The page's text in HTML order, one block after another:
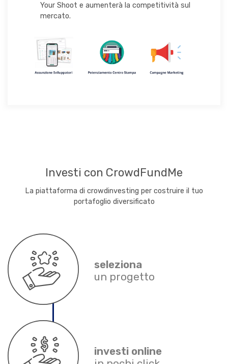
Your Shoot e aumenterà la competitività sul
mercato.
Investi con CrowdFundMe
La piattaforma di crowdinvesting per costruire il tuo
portafoglio diversificato
seleziona
un progetto
investi online